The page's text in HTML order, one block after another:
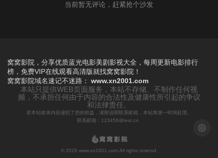
当前暂无评论，赶紧抢个沙发
浅色模
窝窝影院，分享优质蓝光电影美剧影视大全，每周更新电影排行
榜，免费VIP在线观看高清版就找窝窝影院！
窝窝影院域名速记不迷路： www.xn2001.com
本站只提供WEB页面服务，本站不存储、不制作任何视
频，不承担任何由于内容的合法性及健康性所引起的争议
和法律责任。
若本站收录内容侵犯了您的权益，请附说明联系邮箱，本站将第一时间处理。
联系邮箱：123456@test.cn
© 2026 www.xn2001.com All rights reservd.